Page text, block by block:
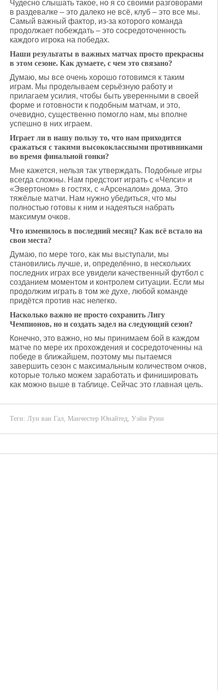
Чудесно слышать такое, но я со своими разговорами
в раздевалке – это далеко не всё, клуб – это все мы.
Самый важный фактор, из-за которого команда
продолжает побеждать – это сосредоточенность
каждого игрока на победах.
Наши результаты в важных матчах просто прекрасны
в этом сезоне. Как думаете, с чем это связано?
Думаю, мы все очень хорошо готовимся к таким
играм. Мы проделываем серьёзную работу и
прилагаем усилия, чтобы быть уверенными в своей
форме и готовности к подобным матчам, и это,
очевидно, существенно помогло нам, мы вполне
успешно в них играем.
Играет ли в нашу пользу то, что нам приходится
сражаться с такими высококлассными противниками
во время финальной гонки?
Мне кажется, нельзя так утверждать. Подобные игры
всегда сложны. Нам предстоит играть с «Челси» и
«Эвертоном» в гостях, с «Арсеналом» дома. Это
тяжёлые матчи. Нам нужно убедиться, что мы
полностью готовы к ним и надеяться набрать
максимум очков.
Что изменилось в последний месяц? Как всё встало на
свои места?
Думаю, по мере того, как мы выступали, мы
становились лучше, и, определённо, в нескольких
последних играх все увидели качественный футбол с
созданием моментом и контролем ситуации. Если мы
продолжим играть в том же духе, любой команде
придётся против нас нелегко.
Насколько важно не просто сохранить Лигу
Чемпионов, но и создать задел на следующий сезон?
Конечно, это важно, но мы принимаем бой в каждом
матче по мере их прохождения и сосредоточенны на
победе в ближайшем, поэтому мы пытаемся
завершить сезон с максимальным количеством очков,
которые только можем заработать и финишировать
как можно выше в таблице. Сейчас это главная цель.
Теги: Луи ван Гал, Манчестер Юнайтед, Уэйн Руни